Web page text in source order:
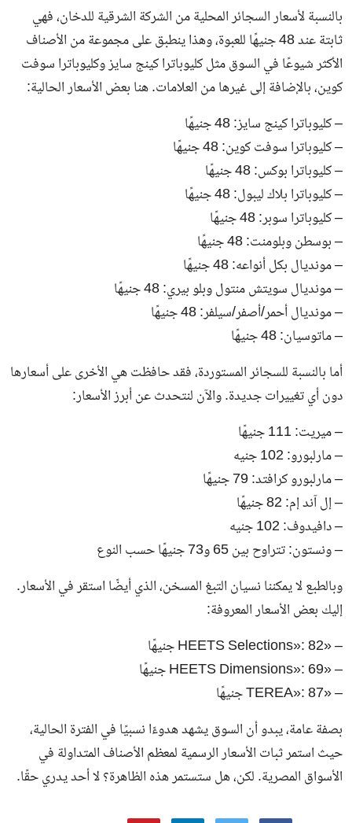
بالنسبة لأسعار السجائر المحلية من الشركة الشرقية للدخان، فهي
ثابتة عند 48 جنيهًا للعبوة، وهذا ينطبق على مجموعة من الأصناف
الأكثر شيوعًا في السوق مثل كليوباترا كينج سايز وكليوباترا سوفت
كوين، بالإضافة إلى غيرها من العلامات. هنا بعض الأسعار الحالية:
– كليوباترا كينج سايز: 48 جنيهًا
– كليوباترا سوفت كوين: 48 جنيهًا
– كليوباترا بوكس: 48 جنيهًا
– كليوباترا بلاك ليبول: 48 جنيهًا
– كليوباترا سوبر: 48 جنيهًا
– بوسطن وبلومنت: 48 جنيهًا
– مونديال بكل أنواعه: 48 جنيهًا
– مونديال سويتش منتول وبلو بيري: 48 جنيهًا
– مونديال أحمر/أصفر/سيلفر: 48 جنيهًا
– ماتوسيان: 48 جنيهًا
أما بالنسبة للسجائر المستوردة، فقد حافظت هي الأخرى على أسعارها
دون أي تغييرات جديدة. والآن لنتحدث عن أبرز الأسعار:
– ميريت: 111 جنيهًا
– مارلبورو: 102 جنيه
– مارلبورو كرافتد: 79 جنيهًا
– إل آند إم: 82 جنيهًا
– دافيدوف: 102 جنيه
– ونستون: تتراوح بين 65 و73 جنيهًا حسب النوع
وبالطبع لا يمكننا نسيان التبغ المسخن، الذي أيضًا استقر في الأسعار.
إليك بعض الأسعار المعروفة:
– «HEETS Selections»: 82 جنيهًا
– «HEETS Dimensions»: 69 جنيهًا
– «TEREA»: 87 جنيهًا
بصفة عامة، يبدو أن السوق يشهد هدوءًا نسبيًا في الفترة الحالية،
حيث استمر ثبات الأسعار الرسمية لمعظم الأصناف المتداولة في
الأسواق المصرية. لكن، هل ستستمر هذه الظاهرة؟ لا أحد يدري حقًا.